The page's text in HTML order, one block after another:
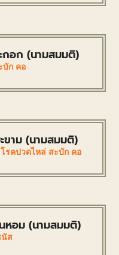
อก (นามสมมติ)
บัก คอ
าม (นามสมมติ)
โรคปวดไหล่ สะบัก คอ
อม (นามสมมติ)
นัส